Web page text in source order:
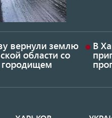
вернули землю
области со
В